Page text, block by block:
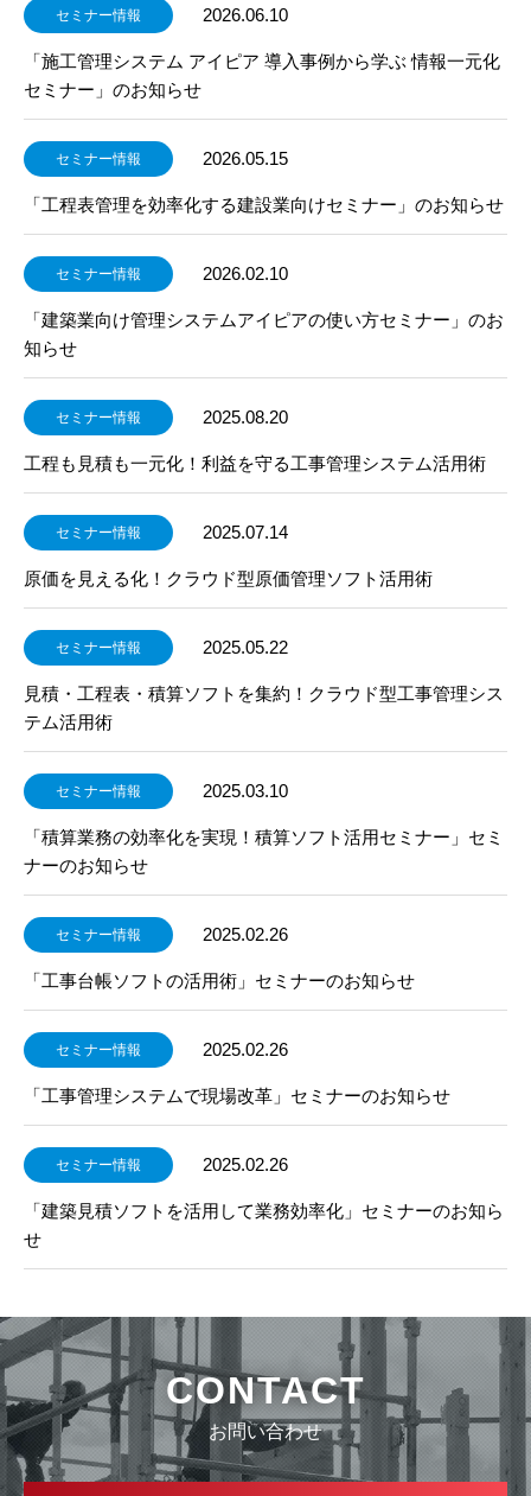
セミナー情報 2026.06.10
「施工管理システム アイピア 導入事例から学ぶ 情報一元化
セミナー」のお知らせ
セミナー情報 2026.05.15
「工程表管理を効率化する建設業向けセミナー」のお知らせ
セミナー情報 2026.02.10
「建築業向け管理システムアイピアの使い方セミナー」のお
知らせ
セミナー情報 2025.08.20
工程も見積も一元化！利益を守る工事管理システム活用術
セミナー情報 2025.07.14
原価を見える化！クラウド型原価管理ソフト活用術
セミナー情報 2025.05.22
見積・工程表・積算ソフトを集約！クラウド型工事管理シス
テム活用術
セミナー情報 2025.03.10
「積算業務の効率化を実現！積算ソフト活用セミナー」セミ
ナーのお知らせ
セミナー情報 2025.02.26
「工事台帳ソフトの活用術」セミナーのお知らせ
セミナー情報 2025.02.26
「工事管理システムで現場改革」セミナーのお知らせ
セミナー情報 2025.02.26
「建築見積ソフトを活用して業務効率化」セミナーのお知ら
せ
CONTACT
お問い合わせ